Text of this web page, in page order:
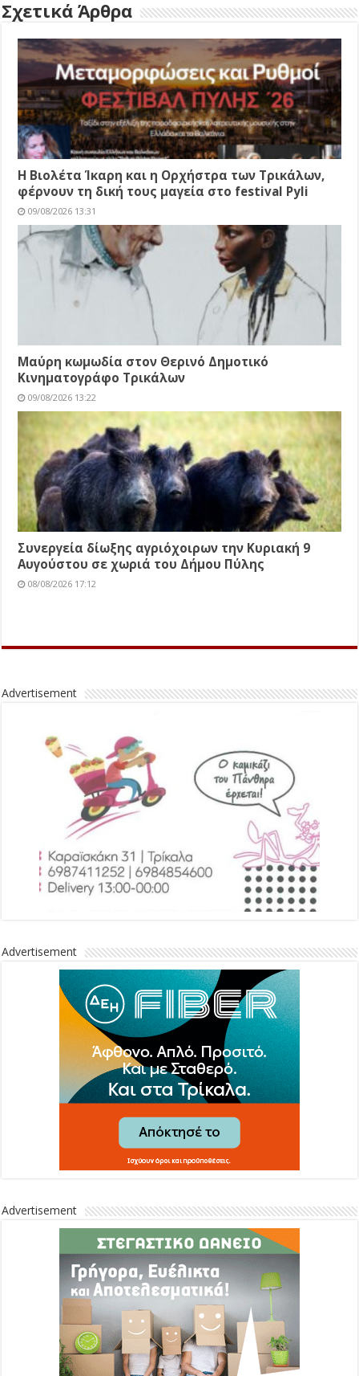
Σχετικά Άρθρα
Η Βιολέτα Ίκαρη και η Ορχήστρα των Τρικάλων,
φέρνουν τη δική τους μαγεία στο festival Pyli
09/08/2026 13:31
Μαύρη κωμωδία στον Θερινό Δημοτικό
Κινηματογράφο Τρικάλων
09/08/2026 13:22
Συνεργεία δίωξης αγριόχοιρων την Κυριακή 9
Αυγούστου σε χωριά του Δήμου Πύλης
08/08/2026 17:12
Advertisement
Advertisement
Advertisement